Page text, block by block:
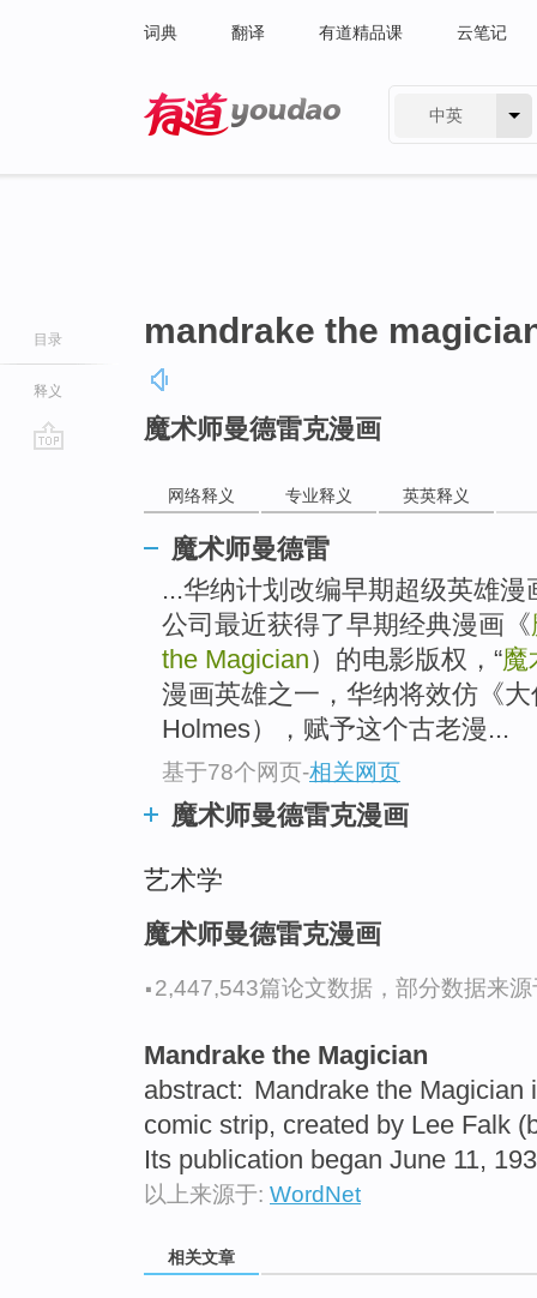
词典 翻译 有道精品课 云笔记
中英
目录
释义
mandrake the
魔术师曼德雷克漫画
网络释义 专业释义 英英释义
魔术师曼德雷
...华纳计划改编早期超级英雄漫
公司最近获得了早期经典漫画《
the Magician）的电影版权，“魔
漫画英雄之一，华纳将效仿《
Holmes），赋予这个古老漫...
基于78个网页-相关网页
魔术师曼德雷克漫画
艺术学
魔术师曼德雷克漫画
·2,447,543篇论文数据，部分数据来
Mandrake the Magician
abstract: Mandrake the Magician
comic strip, created by Lee Falk
Its publication began June 11,
以上来源于: WordNet
相关文章